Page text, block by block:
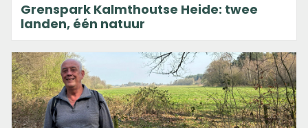
Grenspark Kalmthoutse Heide: twee
landen, één natuur